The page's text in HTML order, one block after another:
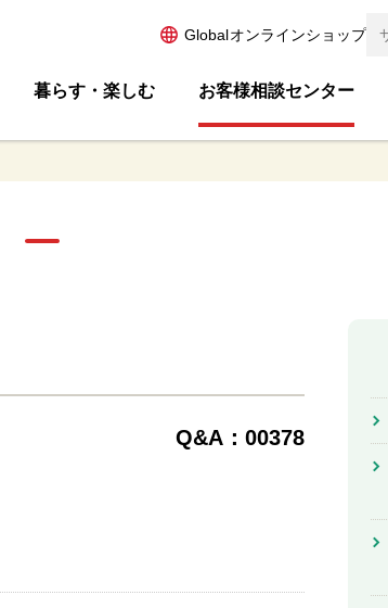
Globalオンラインショップ
暮らす・楽しむ お客様相談センター
Q&A：00378